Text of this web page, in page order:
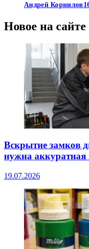
Андрей Корнилов
Новое на сайте
Вскрытие замков
нужна
19.07.2026